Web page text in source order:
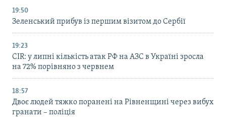
19:50
Зеленський прибув із першим візитом до Сербії
19:23
CIR: у липні кількість атак РФ на АЗС в Україні зросла
на 72% порівняно з червнем
18:57
Двоє людей тяжко поранені на Рівненщині через вибух
гранати – поліція